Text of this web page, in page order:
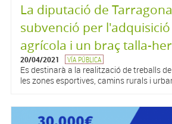
La diputació de
subvenció per
agrícola i un braç talla-
20/04/2021 VÍA PÚBLICA
Es destinarà a la realització de treballs
les zones esportives, camins rurals i